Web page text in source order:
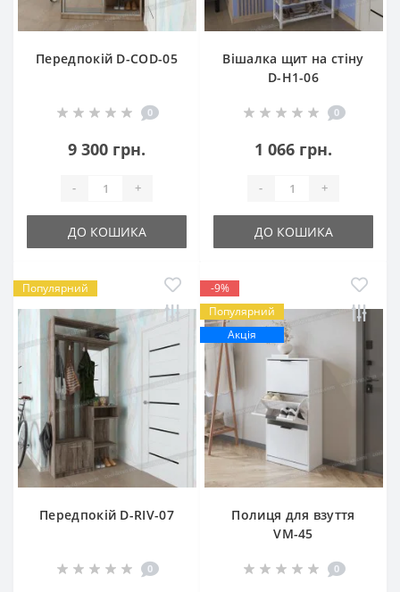
Передпокій D-COD-05
0
9 300 грн.
- +
ДО КОШИКА
Вішалка щит на стіну
D-H1-06
0
1 066 грн.
- +
ДО КОШИКА
Популярний
Передпокій D-RIV-07
0
-9%
Популярний
Акція
Полиця для взуття
VM-45
0